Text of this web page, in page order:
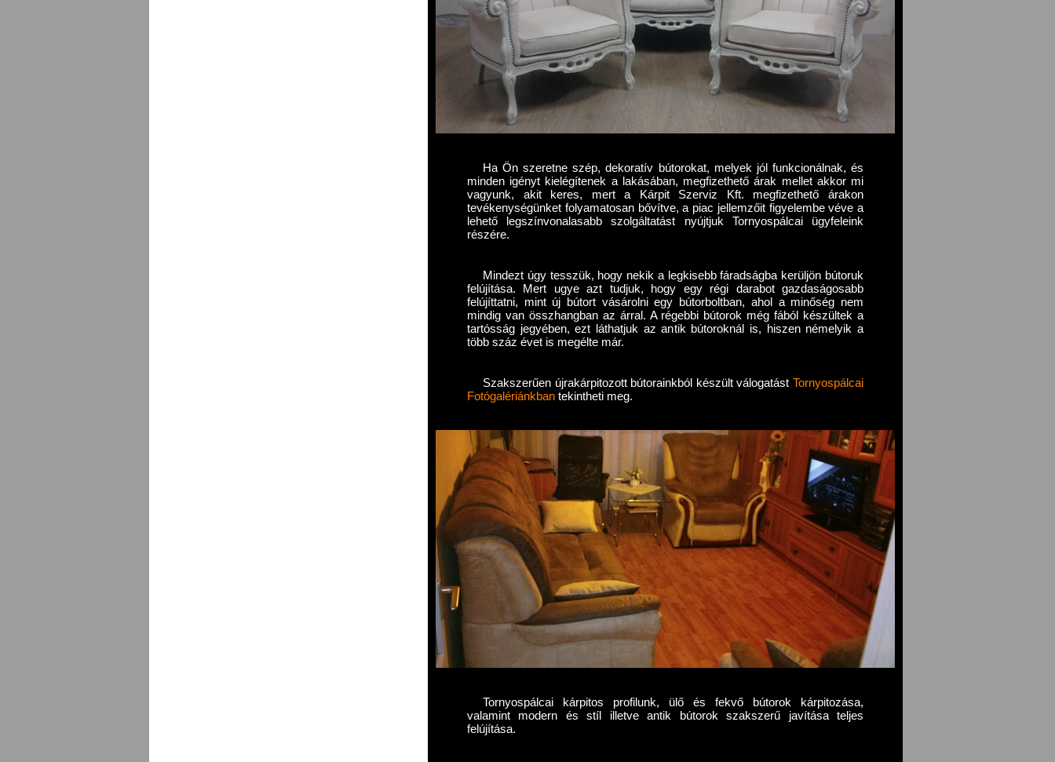
Ha Ön szeretne szép, dekoratív bútorokat, melyek jól funkcionálnak, és
minden igényt kielégítenek a lakásában, megfizethető árak mellet akkor mi
vagyunk, akit keres, mert a Kárpit Szerviz Kft. megfizethető árakon
tevékenységünket folyamatosan bővítve, a piac jellemzőit figyelembe véve a
lehető legszínvonalasabb szolgáltatást nyújtjuk Tornyospálcai ügyfeleink
részére.
Mindezt úgy tesszük, hogy nekik a legkisebb fáradságba kerüljön bútoruk
felújítása. Mert ugye azt tudjuk, hogy egy régi darabot gazdaságosabb
felújíttatni, mint új bútort vásárolni egy bútorboltban, ahol a minőség nem
mindig van összhangban az árral. A régebbi bútorok még fából készültek a
tartósság jegyében, ezt láthatjuk az antik bútoroknál is, hiszen némelyik a
több száz évet is megélte már.
Szakszerűen újrakárpitozott bútorainkból készült válogatást Tornyospálcai
Fotógalériánkban tekintheti meg.
Tornyospálcai kárpitos profilunk, ülő és fekvő bútorok kárpitozása,
valamint modern és stíl illetve antik bútorok szakszerű javítása teljes
felújítása.